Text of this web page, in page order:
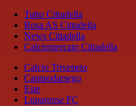
Tutto Cittadella
Rosa AS Cittadella
News Cittadella
Calciomercato Cittadella
Calcio Triveneto
Campodarsego
Este
Luparense FC